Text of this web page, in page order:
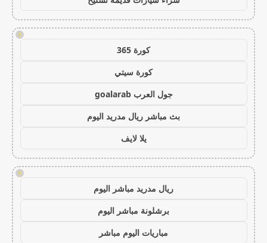
!
كورة 365
كورة سيتي
جول العرب goalarab
بث مباشر ريال مدريد اليوم
يلا لايف
!
ريال مدريد مباشر اليوم
برشلونة مباشر اليوم
مباريات اليوم مباشر